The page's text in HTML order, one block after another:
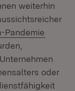
weiterhin
Pandemie
oder